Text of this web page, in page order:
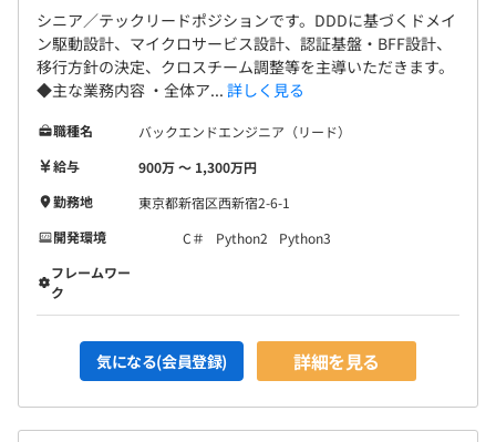
シニア／テックリードポジションです。DDDに基づくドメイ
ン駆動設計、マイクロサービス設計、認証基盤・BFF設計、
移行方針の決定、クロスチーム調整等を主導いただきます。
◆主な業務内容 ・全体ア... 詳しく見る
職種名
バックエンドエンジニア（リード）
給与
900万 〜 1,300万円
勤務地
東京都新宿区西新宿2-6-1
開発環境
C＃ Python2
Python3
フレームワー
ク
気になる(会員登録) 詳細を見る